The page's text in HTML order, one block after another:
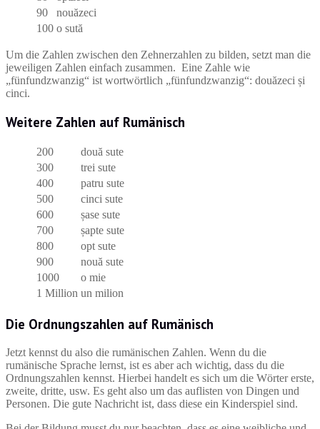
90
nouăzeci
100 o sută
Um die Zahlen zwischen den Zehnerzahlen zu bilden, setzt man die
jeweiligen Zahlen einfach zusammen. Eine Zahle wie
„fünfundzwanzig“ ist wortwörtlich „fünfundzwanzig“: douăzeci și
cinci.
Weitere Zahlen auf Rumänisch
200
două sute
300
trei sute
400
patru sute
500
cinci sute
600
șase sute
700
șapte sute
800
opt sute
900
nouă sute
1000
o mie
1 Million un milion
Die Ordnungszahlen auf Rumänisch
Jetzt kennst du also die rumänischen Zahlen. Wenn du die
rumänische Sprache lernst, ist es aber ach wichtig, dass du die
Ordnungszahlen kennst. Hierbei handelt es sich um die Wörter erste,
zweite, dritte, usw. Es geht also um das auflisten von Dingen und
Personen. Die gute Nachricht ist, dass diese ein Kinderspiel sind.